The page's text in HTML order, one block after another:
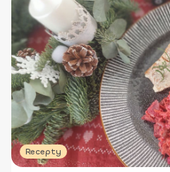
Recepty